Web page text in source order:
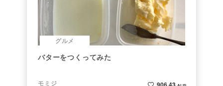
グルメ
バターをつくってみた
モミジ